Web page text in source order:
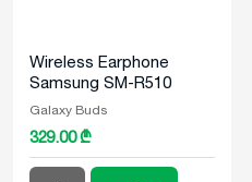
Wireless Earphone
Samsung SM-R510
Galaxy Buds 2 Pro
Graphite
Galaxy Buds
329.00 ₾